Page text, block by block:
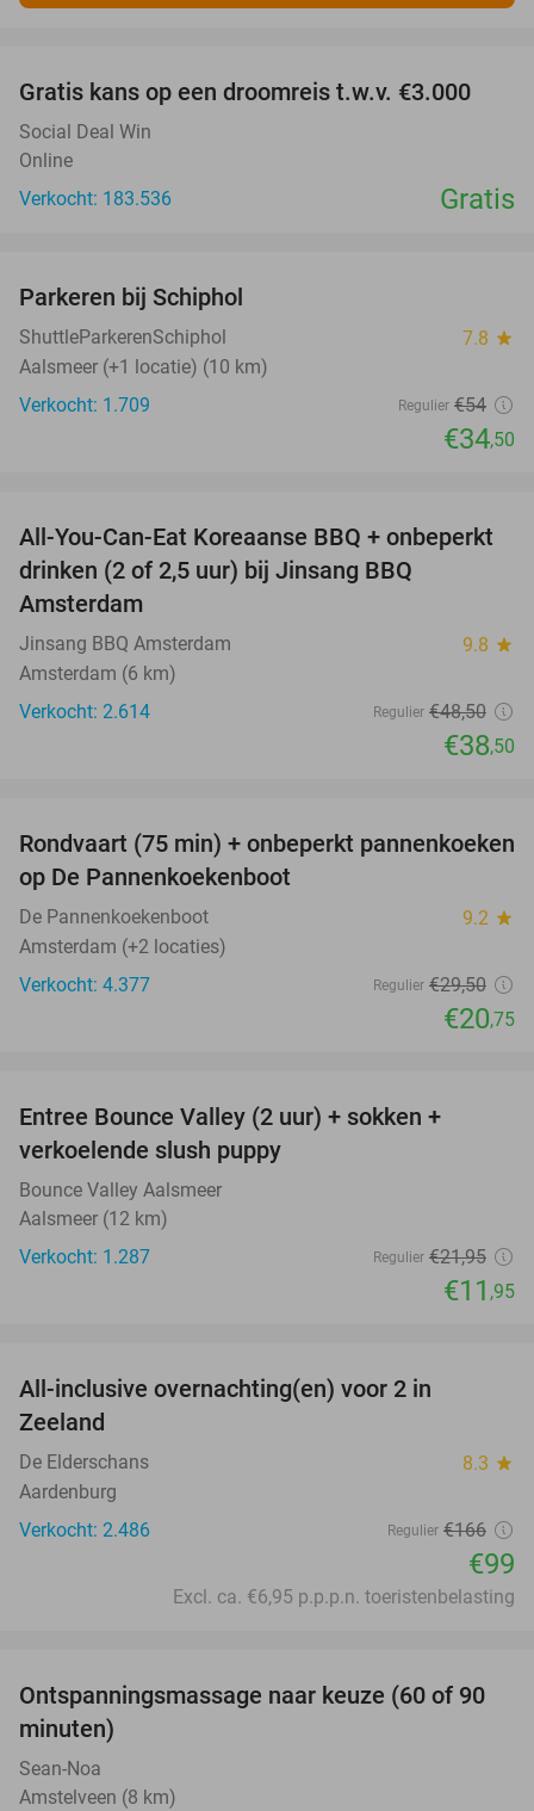
Gratis kans op een droomreis t.w.v. €3.000
Social Deal Win
Online
Verkocht: 183.536
Gratis
Parkeren bij Schiphol
ShuttleParkerenSchiphol 7.8 star
Aalsmeer (+1 locatie) (10 km)
Verkocht: 1.709
Regulier €54
€34,50
21%
All-You-Can-Eat Koreaanse BBQ + onbeperkt
drinken (2 of 2,5 uur) bij Jinsang BBQ
Amsterdam
Jinsang BBQ Amsterdam 9.8 star
Amsterdam (6 km)
Verkocht: 2.614
Regulier €48,50
€38,50
30%
Rondvaart (75 min) + onbeperkt pannenkoeken
op De Pannenkoekenboot
De Pannenkoekenboot 9.2 star
Amsterdam (+2 locaties)
Verkocht: 4.377
Regulier €29,50
€20,75
Entree Bounce Valley (2 uur) + sokken +
verkoelende slush puppy
Bounce Valley Aalsmeer
Aalsmeer (12 km)
Verkocht: 1.287
Regulier €21,95
€11 ,95
All-inclusive overnachting(en) voor 2 in
Zeeland
De Elderschans 8.3 star
Aardenburg
Verkocht: 2.486
Regulier €166
€99
Excl. ca. €6,95 p.p.p.n. toeristenbelasting
40%
Ontspanningsmassage naar keuze (60 of 90
minuten)
Sean-Noa
Amstelveen (8 km)